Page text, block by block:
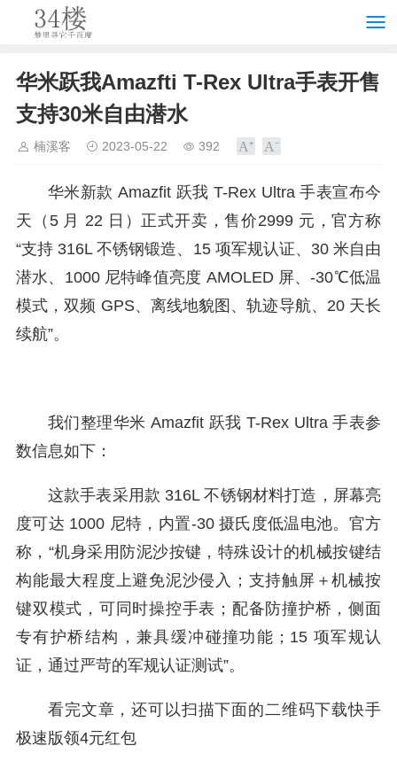
华米跃我Amazfti T-Rex Ultra手表开售
支持30米自由潜水
楠溪客 2023-05-22 392
华米新款 Amazfit 跃我 T-Rex Ultra 手表宣布今
天（5 月 22 日）正式开卖，售价2999 元，官方称
“支持 316L 不锈钢锻造、15 项军规认证、30 米自由
潜水、1000 尼特峰值亮度 AMOLED 屏、-30℃低温
模式，双频 GPS、离线地貌图、轨迹导航、20 天长
续航”。
我们整理华米 Amazfit 跃我 T-Rex Ultra 手表参
数信息如下：
这款手表采用款 316L 不锈钢材料打造，屏幕亮
度可达 1000 尼特，内置-30 摄氏度低温电池。官方
称，“机身采用防泥沙按键，特殊设计的机械按键结
构能最大程度上避免泥沙侵入；支持触屏＋机械按
键双模式，可同时操控手表；配备防撞护桥，侧面
专有护桥结构，兼具缓冲碰撞功能；15 项军规认
证，通过严苛的军规认证测试”。
看完文章，还可以扫描下面的二维码下载快手
极速版领4元红包